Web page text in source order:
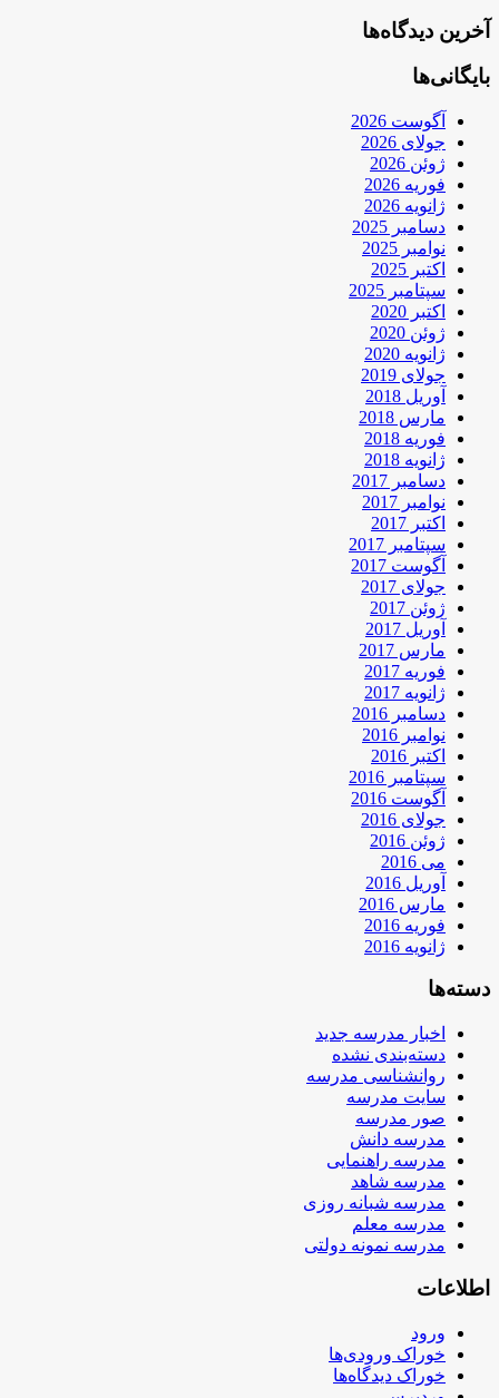
آخرین دیدگاه‌ها
بایگانی‌ها
آگوست 2026
جولای 2026
ژوئن 2026
فوریه 2026
ژانویه 2026
دسامبر 2025
نوامبر 2025
اکتبر 2025
سپتامبر 2025
اکتبر 2020
ژوئن 2020
ژانویه 2020
جولای 2019
آوریل 2018
مارس 2018
فوریه 2018
ژانویه 2018
دسامبر 2017
نوامبر 2017
اکتبر 2017
سپتامبر 2017
آگوست 2017
جولای 2017
ژوئن 2017
آوریل 2017
مارس 2017
فوریه 2017
ژانویه 2017
دسامبر 2016
نوامبر 2016
اکتبر 2016
سپتامبر 2016
آگوست 2016
جولای 2016
ژوئن 2016
می 2016
آوریل 2016
مارس 2016
فوریه 2016
ژانویه 2016
دسته‌ها
اخبار مدرسه جدید
دسته‌بندی نشده
روانشناسی مدرسه
سایت مدرسه
صور مدرسه
مدرسه دانش
مدرسه راهنمایی
مدرسه شاهد
مدرسه شبانه روزی
مدرسه معلم
مدرسه نمونه دولتی
اطلاعات
ورود
خوراک ورودی‌ها
خوراک دیدگاه‌ها